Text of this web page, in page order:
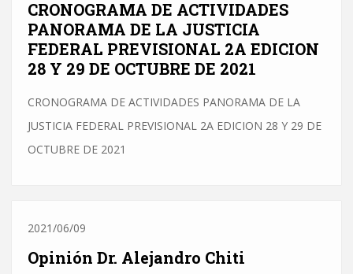
CRONOGRAMA DE ACTIVIDADES
PANORAMA DE LA JUSTICIA
FEDERAL PREVISIONAL 2A EDICION
28 Y 29 DE OCTUBRE DE 2021
CRONOGRAMA DE ACTIVIDADES PANORAMA DE LA
JUSTICIA FEDERAL PREVISIONAL 2A EDICION 28 Y 29 DE
OCTUBRE DE 2021
2021/06/09
Opinión Dr. Alejandro Chiti